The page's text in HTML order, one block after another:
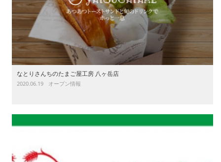
なとりさんちのたまご屋工房 八ヶ岳店
2020.06.19 オープン情報